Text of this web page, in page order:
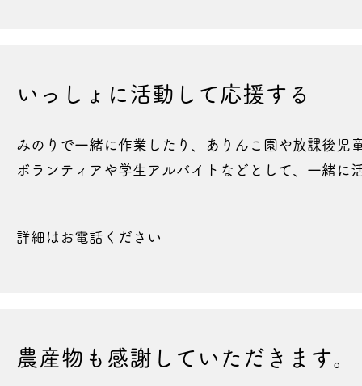
いっしょに活動して応援する
みのりで一緒に作業したり、ありんこ園や放課後
ボランティアや学生アルバイトなどとして、一緒に
詳細はお電話ください
農産物も感謝していただきます。